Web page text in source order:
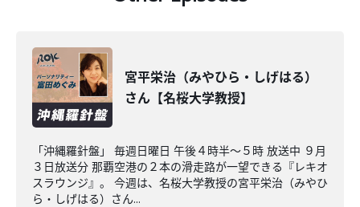
宮平栄治（みやひら・しげはる）
さん【名桜大学教授】
「沖縄羅針盤」 毎週日曜日 午後４時半～５時 放送中 ９月
３日放送分 那覇空港の２本の滑走路が一望できる『レキオ
スラウンジ』。 今週は、名桜大学教授の宮平栄治（みやひ
ら・しげはる）さん...